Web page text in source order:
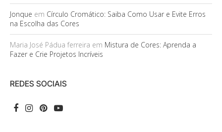
Jonque em Círculo Cromático: Saiba Como Usar e Evite Erros
na Escolha das Cores
Maria José Pádua ferreira em Mistura de Cores: Aprenda a
Fazer e Crie Projetos Incríveis
REDES SOCIAIS